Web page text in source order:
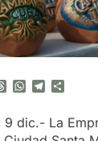
Threads
WhatsApp
Telegram
9 dic.- La